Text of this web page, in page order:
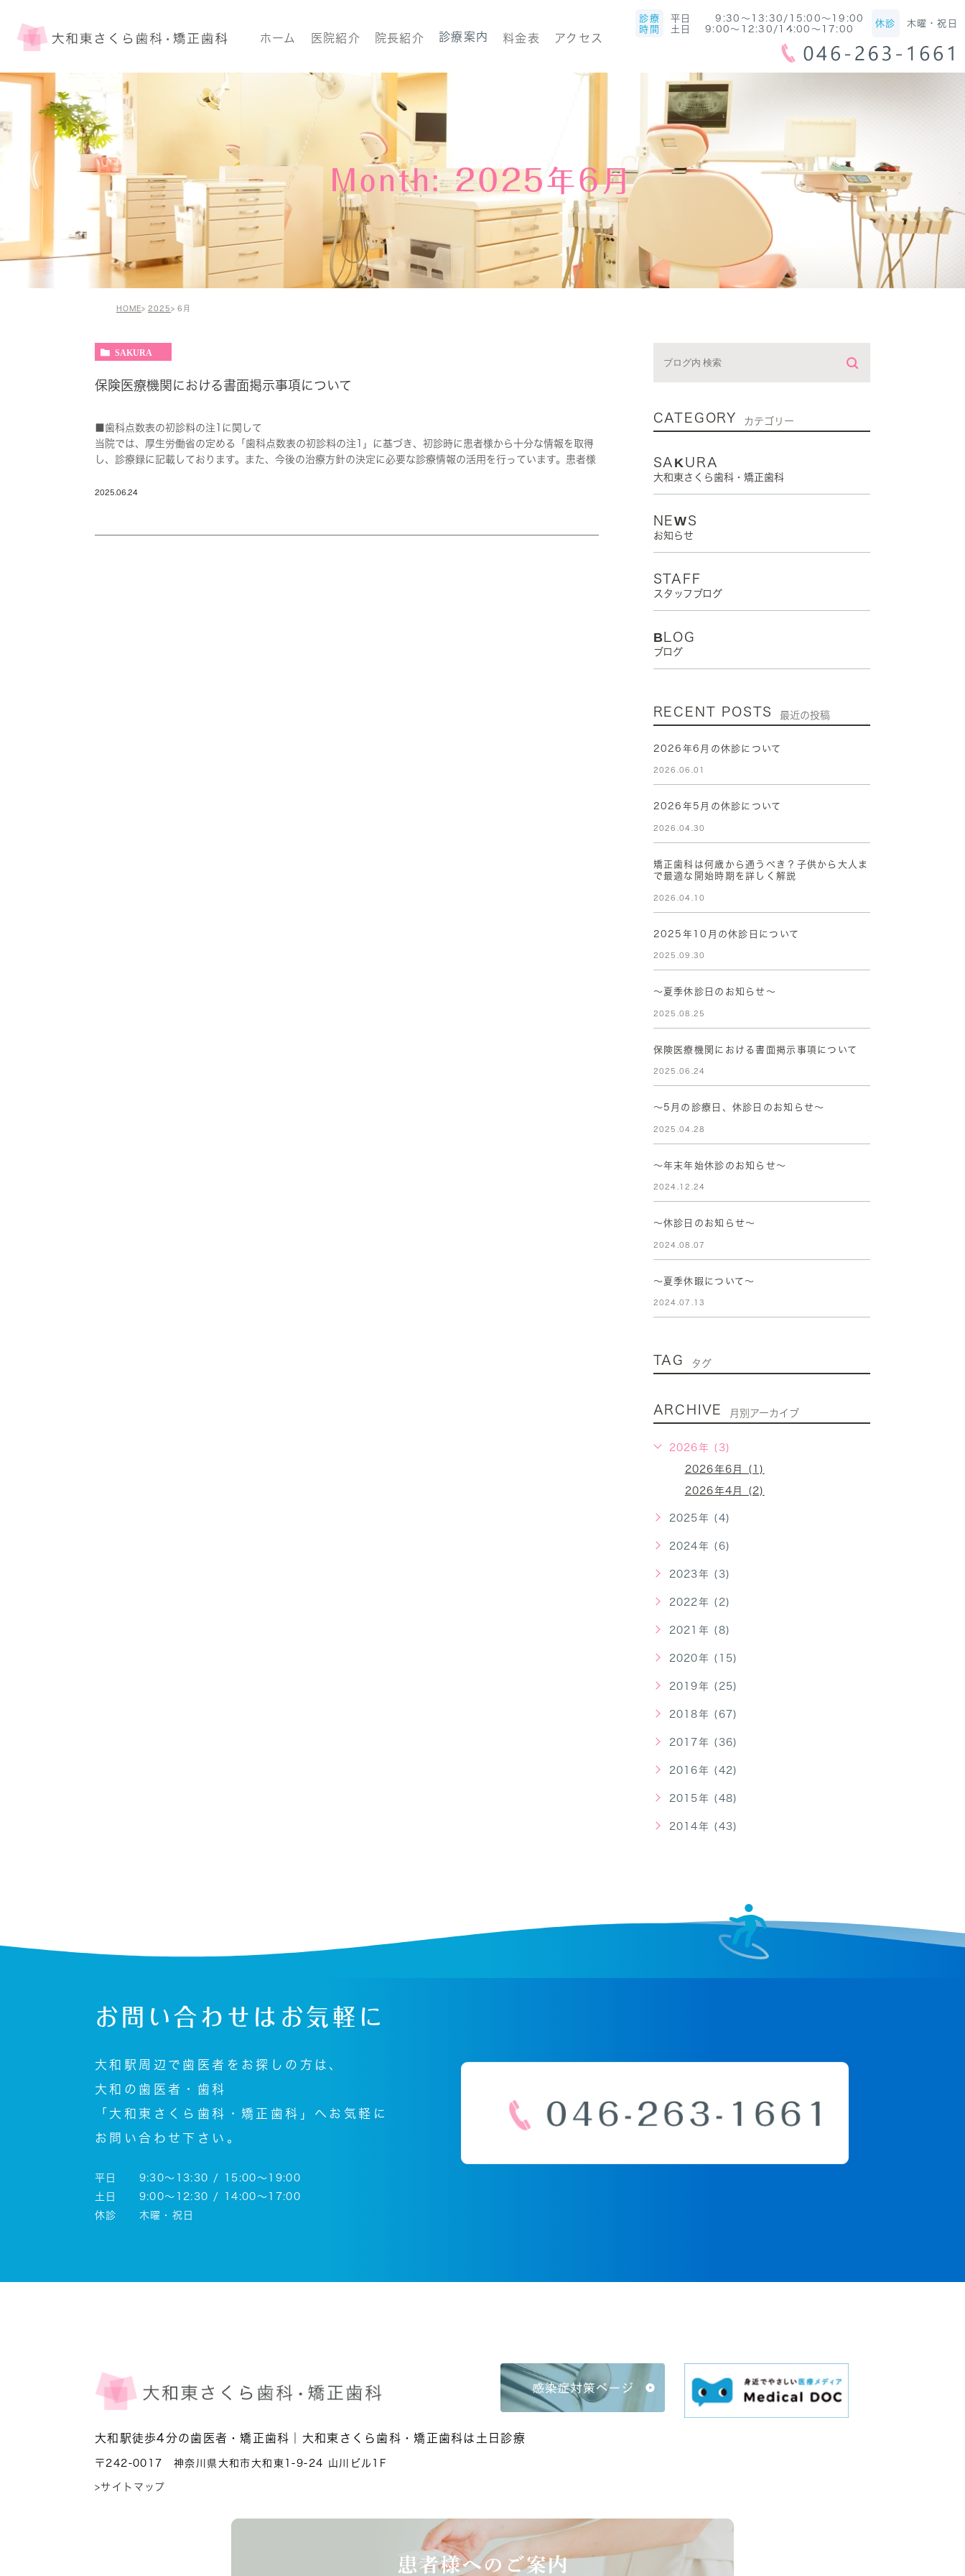
ホーム 医院紹介 院長紹介 診療案内 料金表 アクセス
診療
時間
平日 9:30～13:30/15:00～19:00
土日 9:00～12:30/14:00～17:00
休診 木曜・祝日
Month: 2025年6月
HOME 2025 6月
SAKURA
保険医療機関における書面掲示事項について
■歯科点数表の初診料の注1に関して
当院では、厚生労働省の定める「歯科点数表の初診料の注1」に基づき、初診時に患者様から十分な情報を取得
し、診療録に記載しております。また、今後の治療方針の決定に必要な診療情報の活用を行っています。患者様
■歯科外来診療医療安全対策加算1・2
施など、厚生労働省の基準に準じた安全対策を実施しています。
2025.06.24
CATEGORY カテゴリー
SAKURA
大和東さくら歯科・矯正歯科
NEWS
お知らせ
STAFF
スタッフブログ
BLOG
ブログ
RECENT POSTS 最近の投稿
2026年6月の休診について
2026.06.01
2026年5月の休診について
2026.04.30
矯正歯科は何歳から通うべき？子供から大人ま
で最適な開始時期を詳しく解説
2026.04.10
2025年10月の休診日について
2025.09.30
～夏季休診日のお知らせ～
2025.08.25
保険医療機関における書面掲示事項について
2025.06.24
～5月の診療日、休診日のお知らせ～
2025.04.28
〜年末年始休診のお知らせ〜
2024.12.24
～休診日のお知らせ～
2024.08.07
～夏季休暇について～
2024.07.13
TAG タグ
ARCHIVE 月別アーカイブ
2026年 (3)
2026年6月 (1)
2026年4月 (2)
2025年 (4)
2024年 (6)
2023年 (3)
2022年 (2)
2021年 (8)
2020年 (15)
2019年 (25)
2018年 (67)
2017年 (36)
2016年 (42)
2015年 (48)
2014年 (43)
お問い合わせは お気軽に
大和駅周辺で歯医者をお探しの方は、
大和の歯医者・歯科
「大和東さくら歯科・矯正歯科」へ お気軽に
お問い合わせ下さい。
平日 9:30～13:30 / 15:00～19:00
土日 9:00～12:30 / 14:00～17:00
休診 木曜・祝日
大和駅徒歩4分の歯医者・矯正歯科｜大和東さくら歯科・矯正歯科は土日診療
〒242-0017 神奈川県大和市大和東1-9-24 山川ビル1F
>サイトマップ